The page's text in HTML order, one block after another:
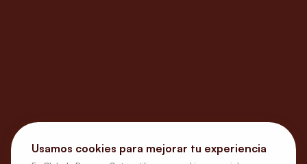
Usamos cookies para mejorar tu experiencia